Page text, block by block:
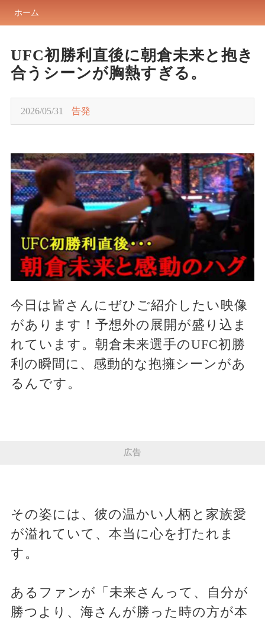
ホーム
UFC初勝利直後に朝倉未来と抱き
合うシーンが胸熱すぎる。
2026/05/31 告発
今日は皆さんにぜひご紹介したい映像
があります！予想外の展開が盛り込ま
れています。朝倉未来選手のUFC初勝
利の瞬間に、感動的な抱擁シーンがあ
るんです。
広告
その姿には、彼の温かい人柄と家族愛
が溢れていて、本当に心を打たれま
す。
あるファンが「未来さんって、自分が
勝つより、海さんが勝った時の方が本